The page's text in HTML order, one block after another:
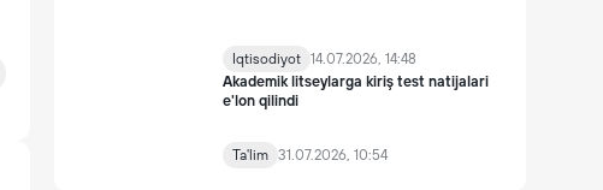
Iqtisodiyot 14.07.2026, 14:48
Akademik litseylarga kiriş test natijalari
e'lon qilindi
Ta'lim 31.07.2026, 10:54